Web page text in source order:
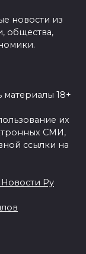
новости из
общества,
18+
их
СМИ,
ссылки на
Ру